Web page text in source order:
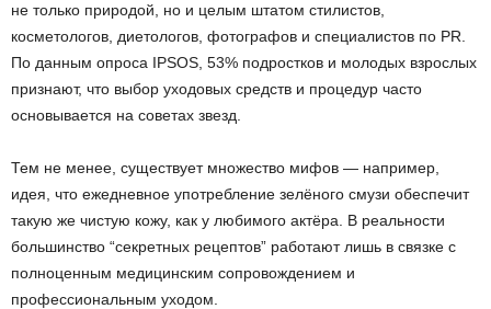
не только природой, но и целым штатом стилистов,
косметологов, диетологов, фотографов и специалистов по PR.
По данным опроса IPSOS, 53% подростков и молодых взрослых
признают, что выбор уходовых средств и процедур часто
основывается на советах звезд.
Тем не менее, существует множество мифов — например,
идея, что ежедневное употребление зелёного смузи обеспечит
такую же чистую кожу, как у любимого актёра. В реальности
большинство “секретных рецептов” работают лишь в связке с
полноценным медицинским сопровождением и
профессиональным уходом.